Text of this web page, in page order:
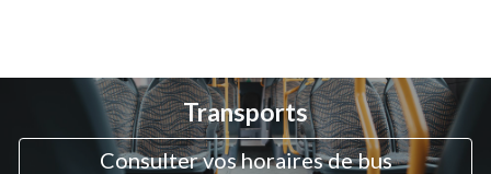
Transports
Consulter vos horaires de bus